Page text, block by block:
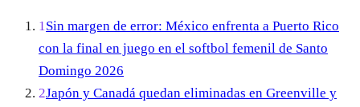
1Sin margen de error: México enfrenta a Puerto Rico
con la final en juego en el softbol femenil de Santo
Domingo 2026
2Japón y Canadá quedan eliminadas en Greenville y